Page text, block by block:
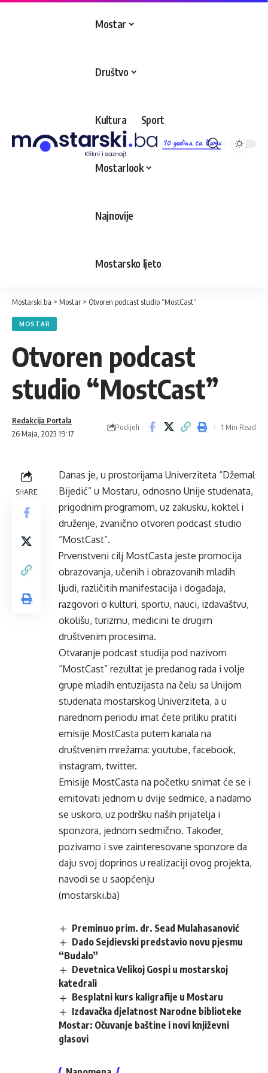
10 godina sa Vama
Mostar
Društvo
Kultura Sport
Mostarlook
Najnovije
Mostarsko ljeto
Mostarski.ba > Mostar > Otvoren podcast studio “MostCast”
MOSTAR
Otvoren podcast
studio “MostCast”
26 Maja, 2023 19:17
Redakcija Portala
Podijeli 1 Min Read
SHARE
Danas je, u prostorijama Univerziteta “Džemal
Bijedić” u Mostaru, odnosno Unije studenata,
prigodnim programom, uz zakusku, koktel i
druženje, zvanično otvoren podcast studio
“MostCast”.
Prvenstveni cilj MostCasta jeste promocija
obrazovanja, učenih i obrazovanih mladih
ljudi, različitih manifestacija i događaja,
razgovori o kulturi, sportu, nauci, izdavaštvu,
okolišu, turizmu, medicini te drugim
društvenim procesima.
Otvaranje podcast studija pod nazivom
“MostCast” rezultat je predanog rada i volje
grupe mladih entuzijasta na čelu sa Unijom
studenata mostarskog Univerziteta, a u
narednom periodu imat ćete priliku pratiti
emisije MostCasta putem kanala na
društvenim mrežama: youtube, facebook,
instagram, twitter.
Emisije MostCasta na početku snimat će se i
emitovati jednom u dvije sedmice, a nadamo
se uskoro, uz podršku naših prijatelja i
sponzora, jednom sedmično. Također,
pozivamo i sve zainteresovane sponzore da
daju svoj doprinos u realizaciji ovog projekta,
navodi se u saopćenju
(mostarski.ba)
Preminuo prim. dr. Sead Mulahasanović
Dado Sejdievski predstavio novu pjesmu
“Budalo”
Devetnica Velikoj Gospi u mostarskoj
katedrali
Besplatni kurs kaligrafije u Mostaru
Izdavačka djelatnost Narodne biblioteke
Mostar: Očuvanje baštine i novi književni
glasovi